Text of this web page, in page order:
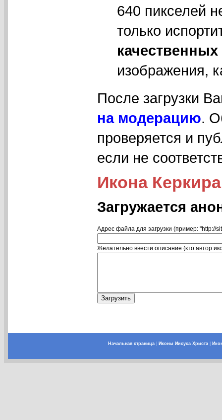
640 пикселей
только
качественных
изображения,
После загрузки
на модерацию.
проверяется и
если не
Икона
Загружается
Адрес файла для загрузки (пример: "http://
Желательно ввести описание (кто автор
Начальная страница| Иконы Иисуса Христа|